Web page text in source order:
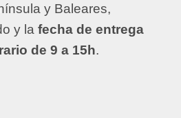
y Baleares,
y la fecha de entrega
de 9 a 15h.